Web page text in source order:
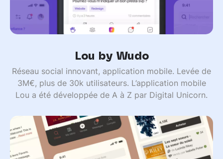
Lou by Wudo
Réseau social innovant, application mobile. Levée de
3M€, plus de 30k utilisateurs. L’application mobile
Lou a été développée de A à Z par Digital Unicorn.